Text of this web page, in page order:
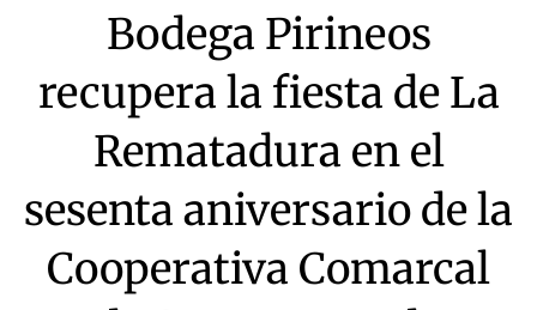
Bodega Pirineos
recupera la fiesta de La
Rematadura en el
sesenta aniversario de la
Cooperativa Comarcal